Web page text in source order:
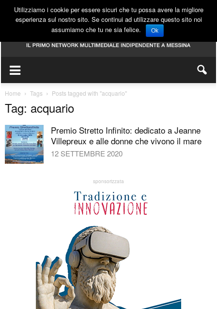
Home Tags Posts tagged with "acquario"
Tag: acquario
Premio Stretto Infinito: dedicato a Jeanne
Villepreux e alle donne che vivono il mare
12 SETTEMBRE 2020
sponsorizzata
Utilizziamo i cookie per essere sicuri che tu possa avere la migliore
esperienza sul nostro sito. Se continui ad utilizzare questo sito noi
assumiamo che tu ne sia felice.
Ok